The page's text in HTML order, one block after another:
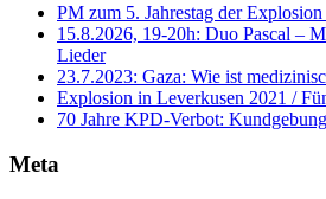
PM zum 5. Jahrestag der
15.8.2026, 19-20h: Duo Pascal –
Lieder
23.7.2023: Gaza: Wie ist
Explosion in Leverkusen 2021 /
70 Jahre KPD‑Verbot:
Meta